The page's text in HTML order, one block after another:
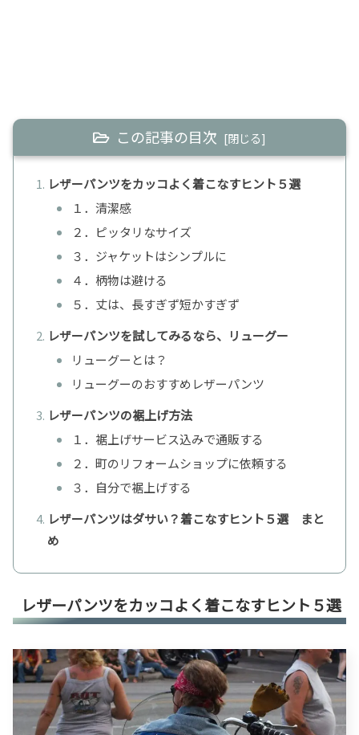
この記事の目次
レザーパンツをカッコよく着こなすヒント５選
１．清潔感
２．ピッタリなサイズ
３．ジャケットはシンプルに
４．柄物は避ける
５．丈は、長すぎず短かすぎず
レザーパンツを試してみるなら、リューグー
リューグーとは？
リューグーのおすすめレザーパンツ
レザーパンツの裾上げ方法
１．裾上げサービス込みで通販する
２．町のリフォームショップに依頼する
３．自分で裾上げする
レザーパンツはダサい？着こなすヒント５選 まと
め
レザーパンツをカッコよく着こなすヒント５選